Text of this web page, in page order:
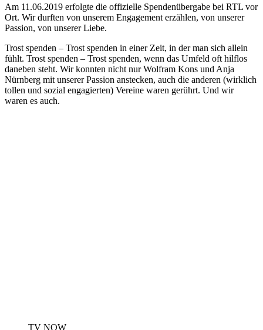
Am 11.06.2019 erfolgte die offizielle Spendenübergabe bei RTL vor
Ort. Wir durften von unserem Engagement erzählen, von unserer
Passion, von unserer Liebe.
Trost spenden – Trost spenden in einer Zeit, in der man sich allein
fühlt. Trost spenden – Trost spenden, wenn das Umfeld oft hilflos
daneben steht. Wir konnten nicht nur Wolfram Kons und Anja
Nürnberg mit unserer Passion anstecken, auch die anderen (wirklich
tollen und sozial engagierten) Vereine waren gerührt. Und wir
waren es auch.
TV NOW